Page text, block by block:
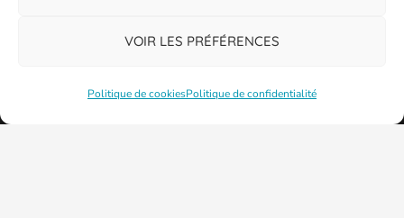
VOIR LES PRÉFÉRENCES
Politique de cookiesPolitique de confidentialité